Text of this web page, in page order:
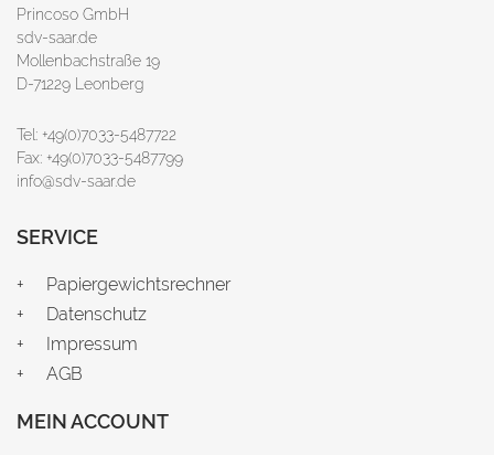
Princoso GmbH
sdv-saar.de
Mollenbachstraße 19
D-71229 Leonberg
Tel: +49(0)7033-5487722
Fax: +49(0)7033-5487799
info@sdv-saar.de
SERVICE
Papiergewichtsrechner
Datenschutz
Impressum
AGB
MEIN ACCOUNT